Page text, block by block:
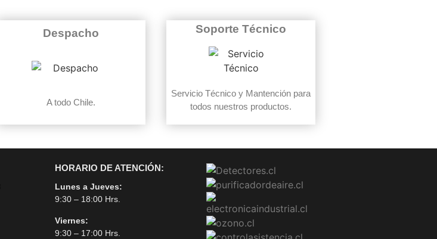
Despacho
A todo Chile.
Soporte Técnico
Servicio Técnico y Mantención para
todos nuestros productos.
HORARIO DE ATENCIÓN:
Lunes a Jueves:
9:30 – 18:00 Hrs.
Viernes:
9:30 – 17:00 Hrs.